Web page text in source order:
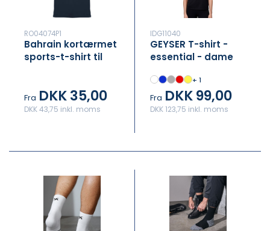
RO04074P1
Bahrain kortærmet
sports-t-shirt til
Fra DKK 35,00
DKK 43,75 inkl. moms
IDG11040
GEYSER T-shirt -
essential - dame
+ 1
Fra DKK 99,00
DKK 123,75 inkl. moms